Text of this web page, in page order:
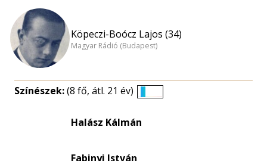
Köpeczi-Boócz Lajos (34)
Magyar Rádió (Budapest)
Színészek:(8 fő, átl. 21 év)
Halász Kálmán
Fabinyi István